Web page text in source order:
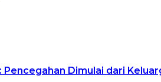
Dimulai dari